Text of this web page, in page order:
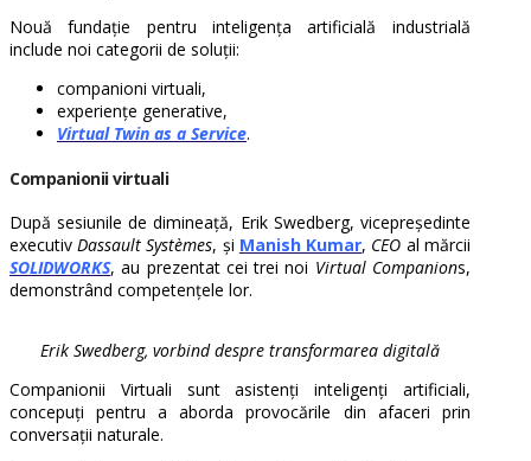
Nouă fundație pentru inteligența artificială industrială
include noi categorii de soluții:
companioni virtuali,
experiențe generative,
Virtual Twin as a Service.
Companionii virtuali
După sesiunile de dimineață, Erik Swedberg, vicepreședinte
executivDassault Systèmes, și Manish Kumar, CEO al mărcii
SOLIDWORKS, au prezentat cei trei noi Virtual Companions,
demonstrând competențele lor.
Erik Swedberg, vorbind despre transformarea digitală
Companionii Virtuali sunt asistenți inteligenți artificiali,
concepuți pentru a aborda provocările din afaceri prin
conversații naturale.